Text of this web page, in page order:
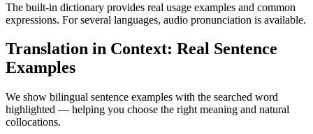
The built-in dictionary provides real usage examples and common
expressions. For several languages, audio pronunciation is available.
Translation in Context: Real Sentence
Examples
We show bilingual sentence examples with the searched word
highlighted — helping you choose the right meaning and natural
collocations.